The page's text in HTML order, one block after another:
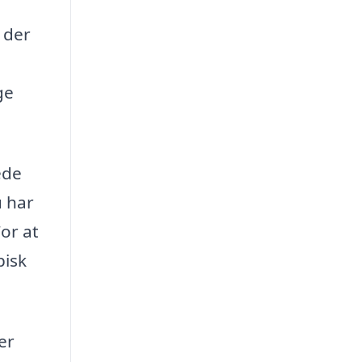
har
at